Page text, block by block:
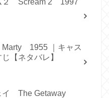
1955 ｜キャス
【ネタバレ】
イ The Getaway